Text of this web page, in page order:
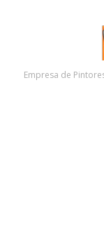
Empresa de